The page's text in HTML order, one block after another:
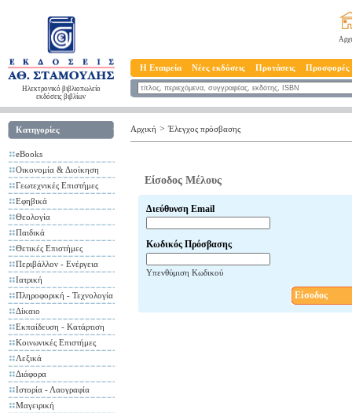
Ηλεκτρονικό βιβλιοπωλείο
εκδόσεις βιβλίων
Η Εταιρεία Νέες εκδόσεις Προτάσεις Προσφορές
Κατηγορίες
eBooks
Οικονομία & Διοίκηση
Γεωτεχνικές Επιστήμες
Εφηβικά
Θεολογία
Παιδικά
Θετικές Επιστήμες
Περιβάλλον - Ενέργεια
Ιατρική
Πληροφορική - Τεχνολογία
Δίκαιο
Εκπαίδευση - Κατάρτιση
Κοινωνικές Επιστήμες
Λεξικά
Διάφορα
Ιστορία - Λαογραφία
Μαγειρική
Αρχική > Έλεγχος πρόσβασης
Είσοδος Μέλους
Διεύθυνση Email
Κωδικός Πρόσβασης
Υπενθύμιση Κωδικού
Είσοδος